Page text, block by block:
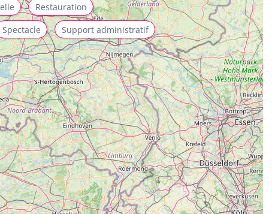
Restauration
Spectacle
Support administratif